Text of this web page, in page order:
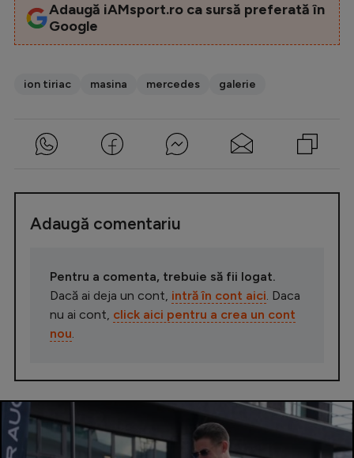
Adaugă iAMsport.ro ca sursă preferată în
Google
ion tiriac masina mercedes galerie
Adaugă comentariu
Pentru a comenta, trebuie să fii logat.
Dacă ai deja un cont, intră în cont aici. Daca
nu ai cont, click aici pentru a crea un cont
nou.